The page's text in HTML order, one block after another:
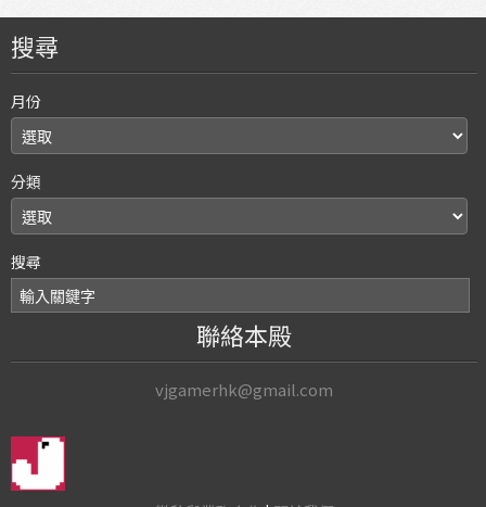
搜尋
月份
分類
搜尋
聯絡本殿
vjgamerhk@gmail.com